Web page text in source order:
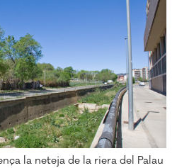
la neteja de la riera del Palau